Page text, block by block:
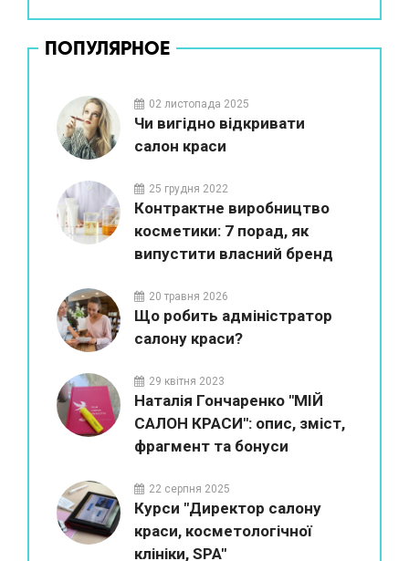
ПОПУЛЯРНОЕ
02 листопада 2025
Чи вигідно відкривати
салон краси
25 грудня 2022
Контрактне виробництво
косметики: 7 порад, як
випустити власний бренд
20 травня 2026
Що робить адміністратор
салону краси?
29 квітня 2023
Наталія Гончаренко "МІЙ
САЛОН КРАСИ": опис, зміст,
фрагмент та бонуси
22 серпня 2025
Курси "Директор салону
краси, косметологічної
клініки, SPA"